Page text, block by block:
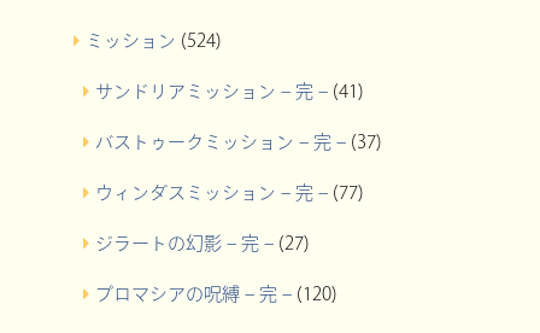
ミッション (524)
サンドリアミッション – 完 –(41)
バストゥークミッション – 完 –(37)
ウィンダスミッション – 完 –(77)
ジラートの幻影 – 完 –(27)
プロマシアの呪縛 – 完 –(120)